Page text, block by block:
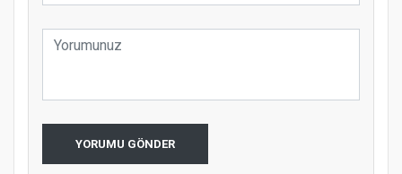
YORUMU GÖNDER